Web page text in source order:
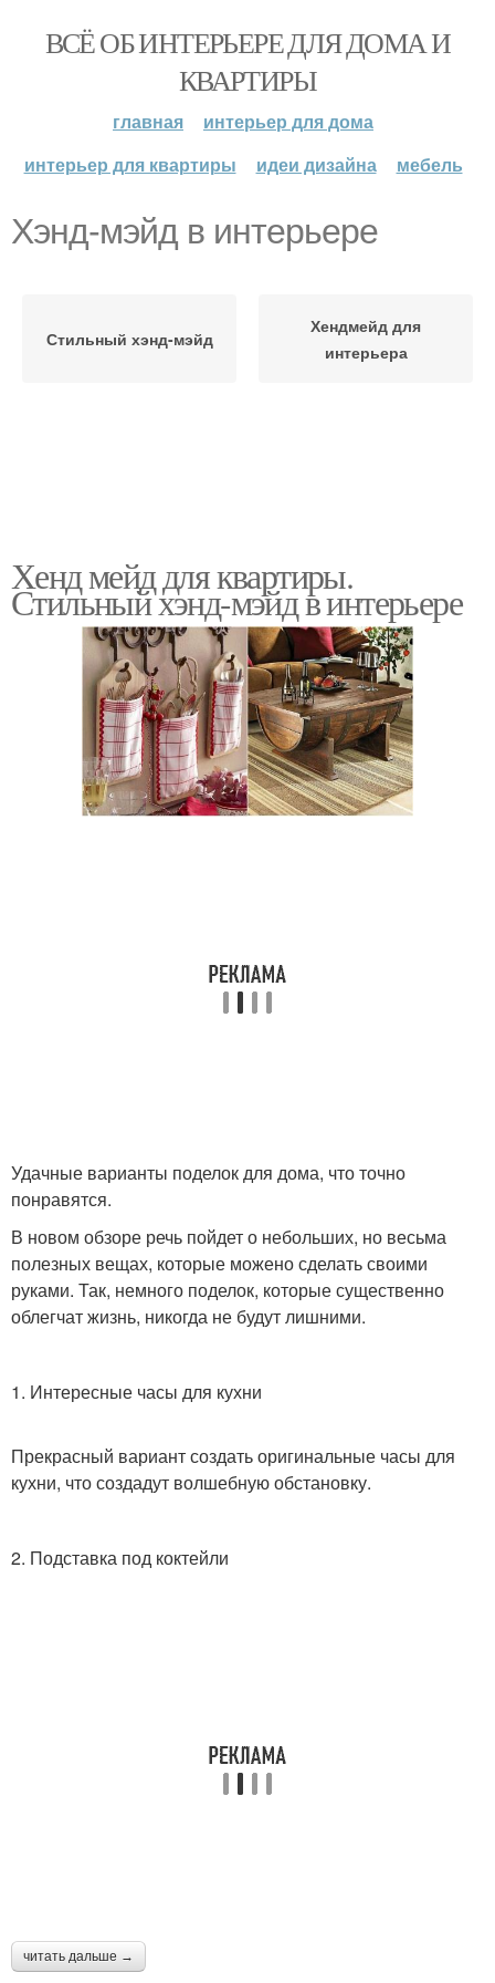
ВСЁ ОБ ИНТЕРЬЕРЕ ДЛЯ ДОМА И
КВАРТИРЫ
главная
интерьер для дома
интерьер для квартиры
идеи дизайна мебель
Хэнд-мэйд в интерьере
Стильный хэнд-мэйд
Хендмейд для
интерьера
Хенд мейд для квартиры.
Стильный хэнд-мэйд в интерьере
Удачные варианты поделок для дома, что точно
понравятся.
В новом обзоре речь пойдет о небольших, но весьма
полезных вещах, которые можено сделать своими
руками. Так, немного поделок, которые существенно
облегчат жизнь, никогда не будут лишними.
1. Интересные часы для кухни
Прекрасный вариант создать оригинальные часы для
кухни, что создадут волшебную обстановку.
2. Подставка под коктейли
читать дальше →